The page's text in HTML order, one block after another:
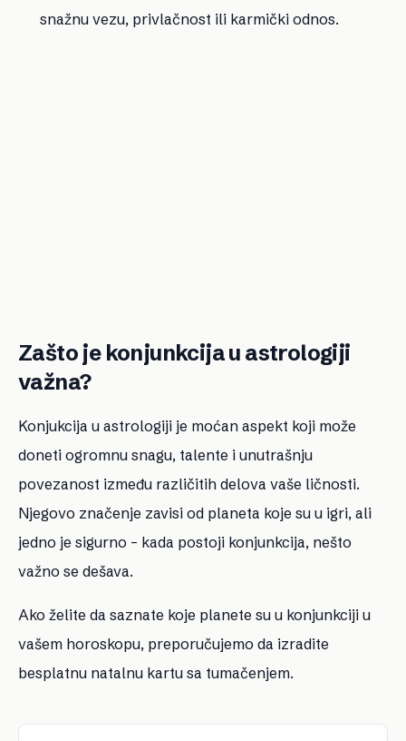
snažnu vezu, privlačnost ili karmički odnos.
Zašto je konjunkcija u astrologiji
važna?
Konjukcija u astrologiji je moćan aspekt koji može
doneti ogromnu snagu, talente i unutrašnju
povezanost između različitih delova vaše ličnosti.
Njegovo značenje zavisi od planeta koje su u igri, ali
jedno je sigurno – kada postoji konjunkcija, nešto
važno se dešava.
Ako želite da saznate koje planete su u konjunkciji u
vašem horoskopu, preporučujemo da izradite
besplatnu natalnu kartu sa tumačenjem.